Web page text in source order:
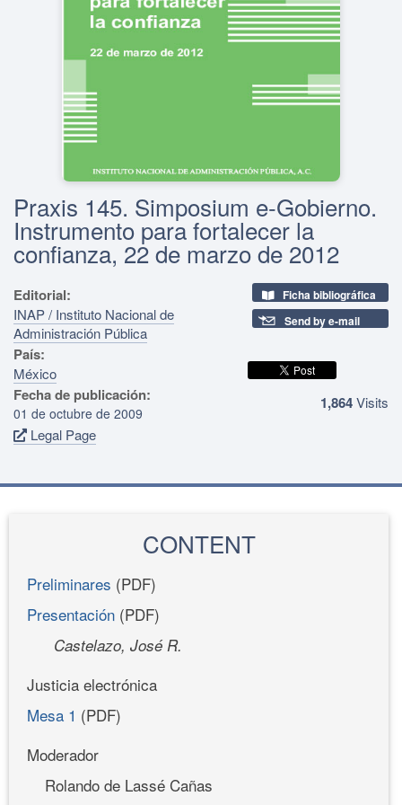
Praxis 145. Simposium e-Gobierno.
Instrumento para fortalecer la
confianza, 22 de marzo de 2012
Editorial:
INAP / Instituto Nacional de
Administración Pública
País:
México
Fecha de publicación:
01 de octubre de 2009
Legal Page
Ficha bibliográfica
Send by e-mail
1,864Visits
CONTENT
Preliminares (PDF)
Presentación (PDF)
Castelazo, José R.
Justicia electrónica
Mesa 1 (PDF)
Moderador
Rolando de Lassé Cañas